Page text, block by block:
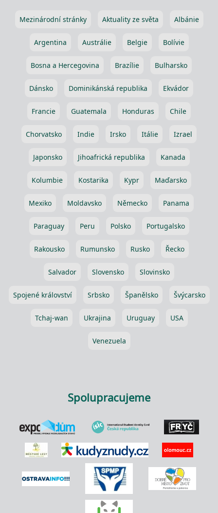
Mezinárodní stránky Aktuality ze světa Albánie
Argentina Austrálie Belgie Bolívie
Bosna a Hercegovina Brazílie Bulharsko
Dánsko Dominikánská republika Ekvádor
Francie Guatemala Honduras Chile
Chorvatsko Indie Irsko Itálie Izrael
Japonsko Jihoafrická republika Kanada
Kolumbie Kostarika Kypr Maďarsko
Mexiko Moldavsko Německo Panama
Paraguay Peru Polsko Portugalsko
Rakousko Rumunsko Rusko Řecko
Salvador Slovensko Slovinsko
Spojené království Srbsko Španělsko Švýcarsko
Tchaj-wan Ukrajina Uruguay USA
Venezuela
Spolupracujeme